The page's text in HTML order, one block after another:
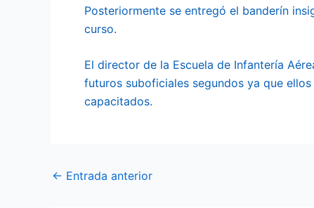
Posteriormente se entregó el banderín
curso.
El director de la Escuela de Infantería
futuros suboficiales segundos ya que
capacitados.
← Entrada anterior